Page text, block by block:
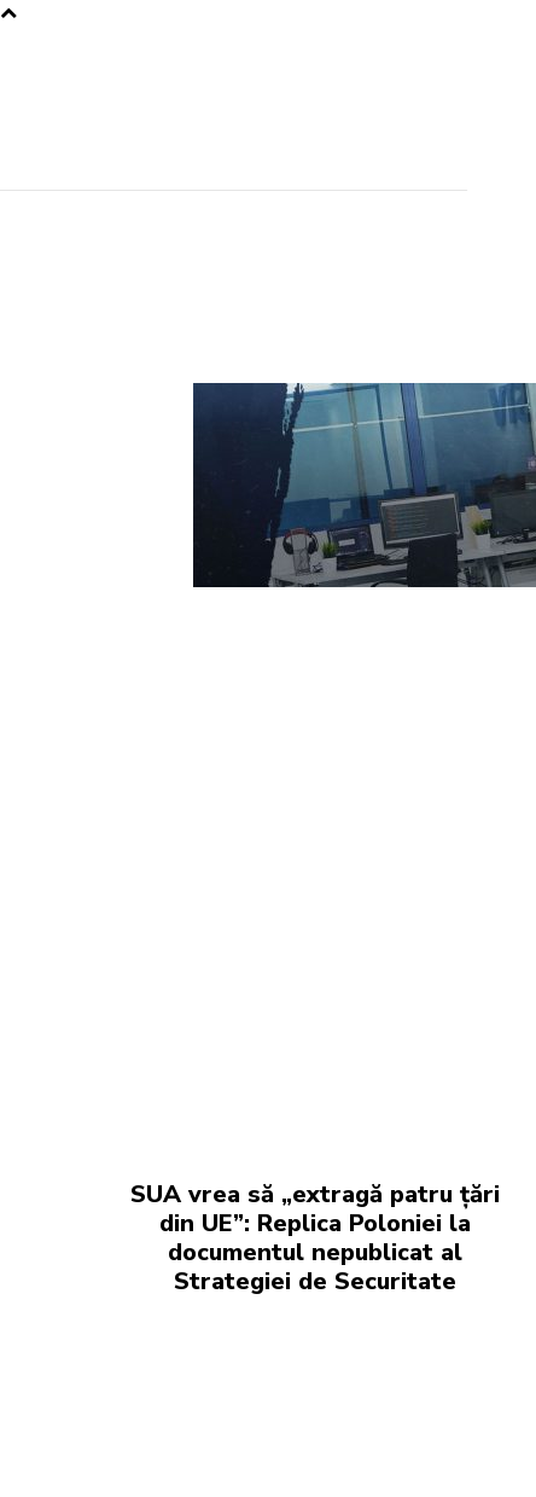
SUA vrea să „extragă patru țări
din UE”: Replica Poloniei la
documentul nepublicat al
Strategiei de Securitate